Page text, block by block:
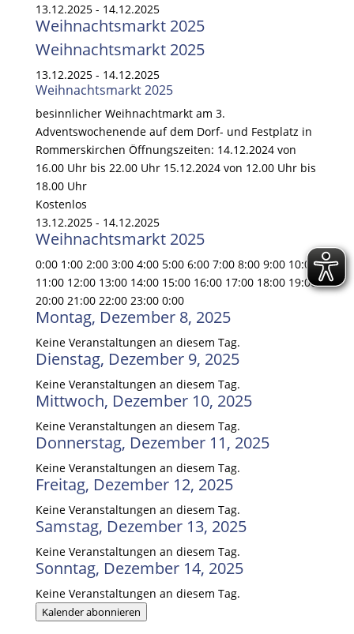
13.12.2025 - 14.12.2025
Weihnachtsmarkt 2025
Weihnachtsmarkt 2025
13.12.2025- 14.12.2025
Weihnachtsmarkt 2025
besinnlicher Weihnachtmarkt am 3.
Adventswochenende auf dem Dorf- und Festplatz in
Rommerskirchen Öffnungszeiten: 14.12.2024 von
16.00 Uhr bis 22.00 Uhr 15.12.2024 von 12.00 Uhr bis
18.00 Uhr
Kostenlos
13.12.2025 - 14.12.2025
Weihnachtsmarkt 2025
0:00 1:00 2:00 3:00 4:00 5:00 6:00 7:00 8:00 9:00 10:00
11:00 12:00 13:00 14:00 15:00 16:00 17:00 18:00 19:00
20:00 21:00 22:00 23:00 0:00
Montag, Dezember 8, 2025
Keine Veranstaltungen an diesem Tag.
Dienstag, Dezember 9, 2025
Keine Veranstaltungen an diesem Tag.
Mittwoch, Dezember 10, 2025
Keine Veranstaltungen an diesem Tag.
Donnerstag, Dezember 11, 2025
Keine Veranstaltungen an diesem Tag.
Freitag, Dezember 12, 2025
Keine Veranstaltungen an diesem Tag.
Samstag, Dezember 13, 2025
Keine Veranstaltungen an diesem Tag.
Sonntag, Dezember 14, 2025
Keine Veranstaltungen an diesem Tag.
Kalender abonnieren